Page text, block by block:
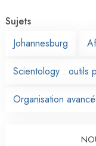
Sujets
Johannesburg
Scientology : outils
Organisation